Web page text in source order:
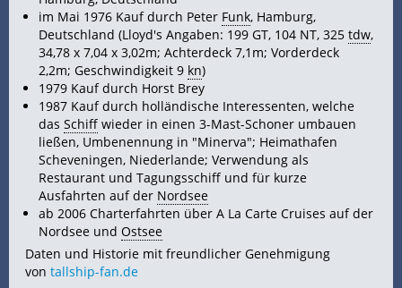
im Mai 1976 Kauf durch Peter Funk, Hamburg,
Deutschland (Lloyd's Angaben: 199 GT, 104 NT, 325 tdw,
34,78 x 7,04 x 3,02m; Achterdeck 7,1m; Vorderdeck
2,2m; Geschwindigkeit 9 kn)
1979 Kauf durch Horst Brey
1987 Kauf durch holländische Interessenten, welche
das Schiff wieder in einen 3-Mast-Schoner umbauen
ließen, Umbenennung in "Minerva"; Heimathafen
Scheveningen, Niederlande; Verwendung als
Restaurant und Tagungsschiff und für kurze
Ausfahrten auf der Nordsee
ab 2006 Charterfahrten über A La Carte Cruises auf der
Nordsee und Ostsee
Daten und Historie mit freundlicher Genehmigung
von tallship-fan.de